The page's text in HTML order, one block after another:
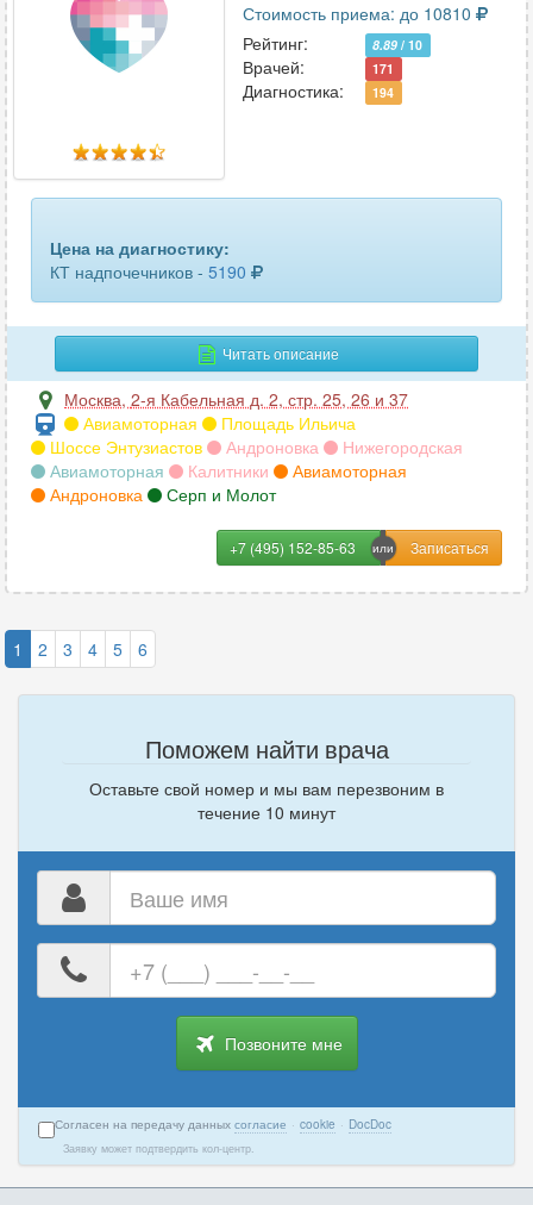
Стоимость приема: до 10810
Рейтинг:
8.89 / 10
Врачей: 171
Диагностика: 194
Цена на диагностику:
КТ надпочечников - 5190
Читать описание
Москва, 2-я Кабельная д. 2, стр. 25, 26 и 37
Авиамоторная
Площадь Ильича
Шоссе Энтузиастов
Андроновка
Нижегородская
Авиамоторная
Калитники
Авиамоторная
Андроновка
Серп и Молот
+7 (495) 152-85-63
1 2 3 4 5 6
Поможем найти врача
Оставьте свой номер и мы вам перезвоним в
течение 10 минут
номер
телефона
Позвоните мне
Согласен на передачу данных согласие · cookie · DocDoc
Заявку может подтвердить кол-центр.